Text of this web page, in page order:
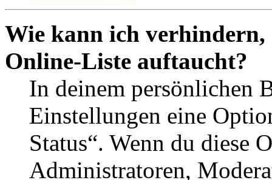
Wie kann ich verhindern,
Online-Liste auftaucht?
In deinem persönlichen
Einstellungen eine
Status“. Wenn du diese
Administratoren,